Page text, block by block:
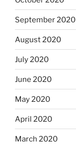
September 2020
August 2020
July 2020
June 2020
May 2020
April 2020
March 2020